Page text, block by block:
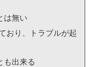
は無い
おり、トラブルが起
も出来る